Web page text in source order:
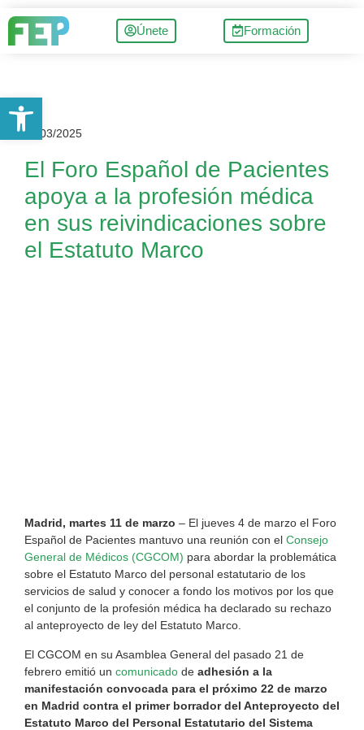
Únete Formación
11/03/2025
El Foro Español de Pacientes
apoya a la profesión médica
en sus reivindicaciones sobre
el Estatuto Marco
Madrid, martes 11 de marzo – El jueves 4 de marzo el Foro
Español de Pacientes mantuvo una reunión con el Consejo
General de Médicos (CGCOM) para abordar la problemática
sobre el Estatuto Marco del personal estatutario de los
servicios de salud y conocer a fondo los motivos por los que
el conjunto de la profesión médica ha declarado su rechazo
al anteproyecto de ley del Estatuto Marco.
El CGCOM en su Asamblea General del pasado 21 de
febrero emitió un comunicado de adhesión a la
manifestación convocada para el próximo 22 de marzo
en Madrid contra el primer borrador del Anteproyecto del
Estatuto Marco del Personal Estatutario del Sistema
Abrir barra de herramientas